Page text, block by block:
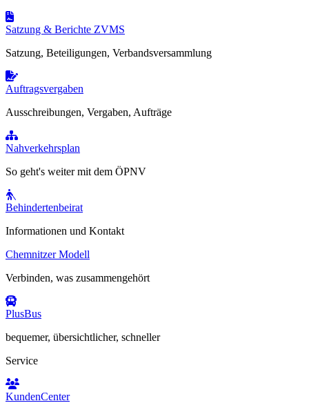
Satzung & Berichte ZVMS
Satzung, Beteiligungen, Verbandsversammlung
Auftragsvergaben
Ausschreibungen, Vergaben, Aufträge
Nahverkehrsplan
So geht's weiter mit dem ÖPNV
Behindertenbeirat
Informationen und Kontakt
Chemnitzer Modell
Verbinden, was zusammengehört
PlusBus
bequemer, übersichtlicher, schneller
Service
KundenCenter